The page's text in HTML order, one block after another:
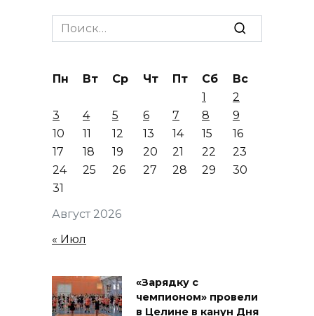
Search
for:
Август 2026
Пн Вт Ср Чт Пт Сб
Вс
1
2
3
4 5 6 7 8
9
10
11 12 13 14 15
16
17
18 19 20 21 22
23
24
25 26 27 28 29
30
31
« Июл
«Зарядку с
чемпионом» провели
в Целине в канун Дня